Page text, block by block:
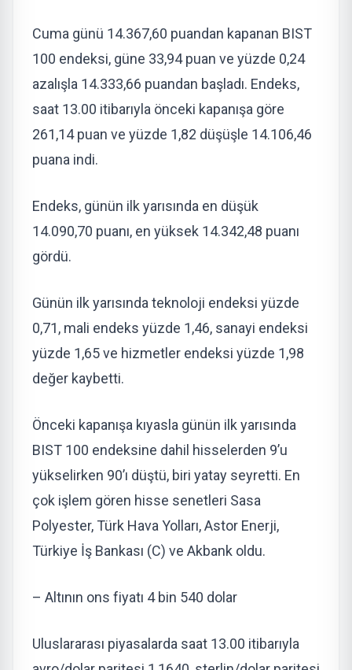
Cuma günü 14.367,60 puandan kapanan BIST
100 endeksi, güne 33,94 puan ve yüzde 0,24
azalışla 14.333,66 puandan başladı. Endeks,
saat 13.00 itibarıyla önceki kapanışa göre
261,14 puan ve yüzde 1,82 düşüşle 14.106,46
puana indi.
Endeks, günün ilk yarısında en düşük
14.090,70 puanı, en yüksek 14.342,48 puanı
gördü.
Günün ilk yarısında teknoloji endeksi yüzde
0,71, mali endeks yüzde 1,46, sanayi endeksi
yüzde 1,65 ve hizmetler endeksi yüzde 1,98
değer kaybetti.
Önceki kapanışa kıyasla günün ilk yarısında
BIST 100 endeksine dahil hisselerden 9’u
yükselirken 90’ı düştü, biri yatay seyretti. En
çok işlem gören hisse senetleri Sasa
Polyester, Türk Hava Yolları, Astor Enerji,
Türkiye İş Bankası (C) ve Akbank oldu.
– Altının ons fiyatı 4 bin 540 dolar
Uluslararası piyasalarda saat 13.00 itibarıyla